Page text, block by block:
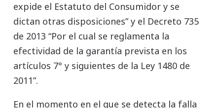
expide el Estatuto del Consumidor y se
dictan otras disposiciones” y el Decreto 735
de 2013 “Por el cual se reglamenta la
efectividad de la garantía prevista en los
artículos 7° y siguientes de la Ley 1480 de
2011”.
En el momento en el que se detecta la falla